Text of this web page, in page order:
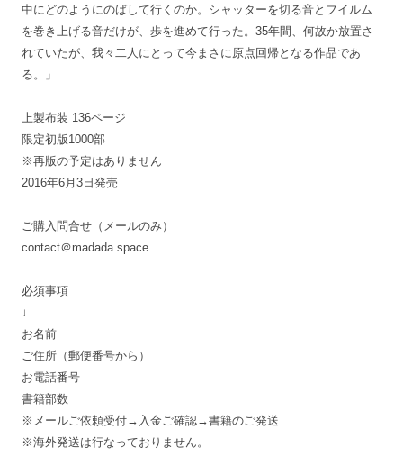
中にどのようにのばして行くのか。シャッターを切る音とフイルム
を巻き上げる音だけが、歩を進めて行った。35年間、何故か放置さ
れていたが、我々二人にとって今まさに原点回帰となる作品であ
る。」
上製布装 136ページ
限定初版1000部
※再版の予定はありません
2016年6月3日発売
ご購入問合せ（メールのみ）
contact＠madada.space
——–
必須事項
↓
お名前
ご住所（郵便番号から）
お電話番号
書籍部数
※メールご依頼受付→入金ご確認→書籍のご発送
※海外発送は行なっておりません。